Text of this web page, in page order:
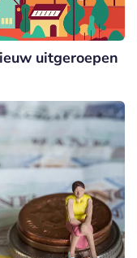
uitgeroepen